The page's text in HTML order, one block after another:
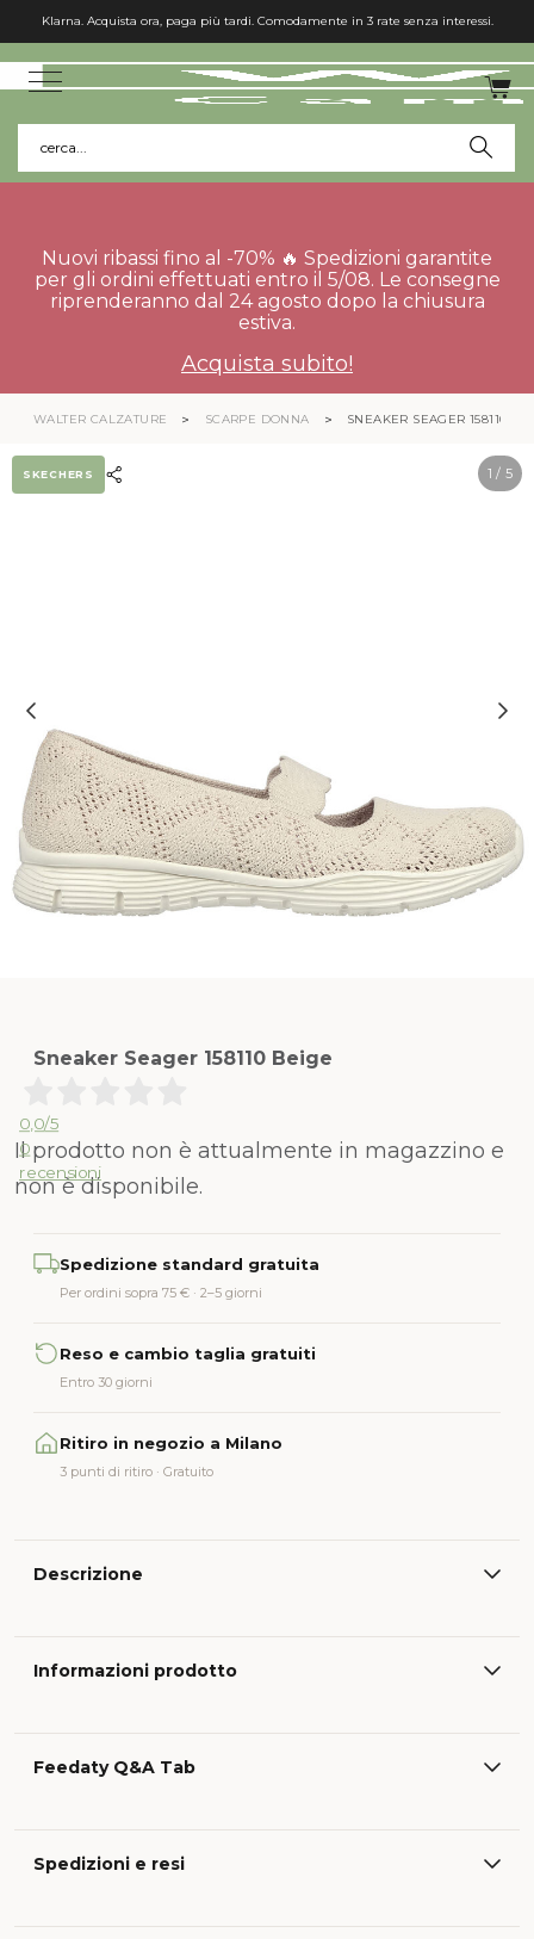
Klarna. Acquista ora, paga più tardi. Comodamente in 3 rate senza interessi.
cerca...
Nuovi ribassi fino al -70% 🔥 Spedizioni garantite
per gli ordini effettuati entro il 5/08. Le consegne
riprenderanno dal 24 agosto dopo la chiusura
estiva.
Acquista subito!
WALTER CALZATURE SCARPE DONNA SNEAKER SEAGER 158110
1 / 5
SKECHERS
Sneaker Seager 158110 Beige
0,0/5
0
recensioni
Il prodotto non è attualmente in magazzino e
non è disponibile.
Spedizione standard gratuita
Per ordini sopra 75 € · 2–5 giorni
Reso e cambio taglia gratuiti
Entro 30 giorni
Ritiro in negozio a Milano
3 punti di ritiro · Gratuito
Descrizione
Informazioni prodotto
Feedaty Q&A Tab
Spedizioni e resi